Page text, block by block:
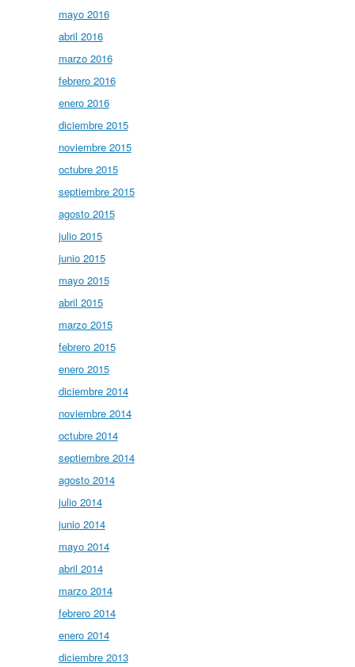
mayo 2016
abril 2016
marzo 2016
febrero 2016
enero 2016
diciembre 2015
noviembre 2015
octubre 2015
septiembre 2015
agosto 2015
julio 2015
junio 2015
mayo 2015
abril 2015
marzo 2015
febrero 2015
enero 2015
diciembre 2014
noviembre 2014
octubre 2014
septiembre 2014
agosto 2014
julio 2014
junio 2014
mayo 2014
abril 2014
marzo 2014
febrero 2014
enero 2014
diciembre 2013